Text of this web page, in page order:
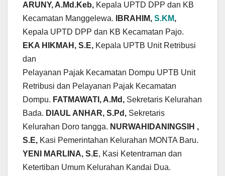
ARUNY, A.Md.Keb, Kepala UPTD DPP dan KB
Kecamatan Manggelewa.
IBRAHIM, S.KM,
Kepala UPTD DPP dan KB Kecamatan Pajo.
EKA HIKMAH, S.E, Kepala UPTB Unit Retribusi
dan
Pelayanan Pajak Kecamatan Dompu UPTB Unit
Retribusi dan Pelayanan Pajak Kecamatan
Dompu. FATMAWATI, A.Md, Sekretaris Kelurahan
Bada. DIAUL ANHAR, S.Pd, Sekretaris
Kelurahan Doro tangga. NURWAHIDANINGSIH ,
S.E, Kasi Pemerintahan Kelurahan MONTA Baru.
YENI MARLINA, S.E, Kasi Ketentraman dan
Ketertiban Umum Kelurahan Kandai Dua.